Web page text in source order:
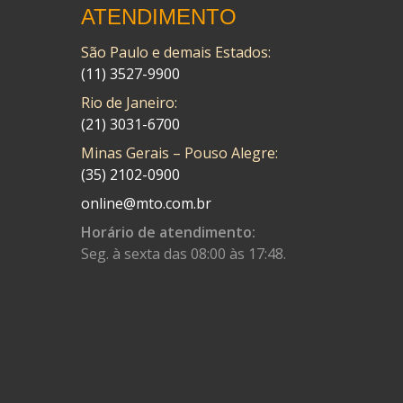
ATENDIMENTO
São Paulo e demais Estados:
(11) 3527-9900
Rio de Janeiro:
(21) 3031-6700
Minas Gerais – Pouso Alegre:
(35) 2102-0900
online@mto.com.br
Horário de atendimento:
Seg. à sexta das 08:00 às 17:48.